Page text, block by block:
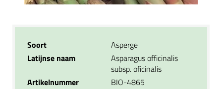
Soort
Asperge
Latijnse naam
Asparagus officinalis
subsp. oficinalis
Artikelnummer
BIO-4865